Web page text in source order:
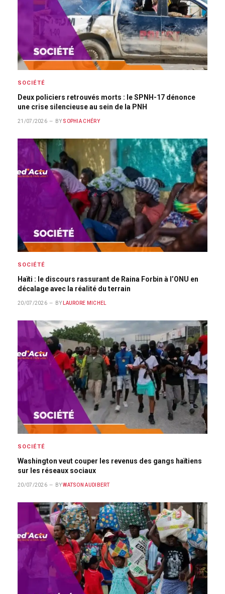
SOCIÉTÉ
Deux policiers retrouvés morts : le SPNH-17 dénonce
une crise silencieuse au sein de la PNH
21/07/2026 BY SOPHIA CHÉRY
SOCIÉTÉ
Haïti : le discours rassurant de Raina Forbin à l’ONU en
décalage avec la réalité du terrain
20/07/2026 BY LAURORE MICHEL
SOCIÉTÉ
Washington veut couper les revenus des gangs haïtiens
sur les réseaux sociaux
20/07/2026 BY WATSON AUDIBERT